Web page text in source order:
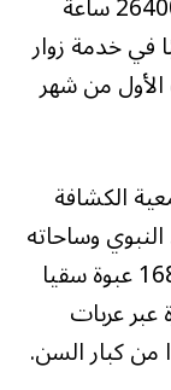
يوميًا في خدمة زوار
من شهر
جمعية الكشافة
وساحاته
بتوزيع 15000 وجبة إفطار صائم، و 16800 عبوة سقيا
زائرًا وزائرة عبر عربات